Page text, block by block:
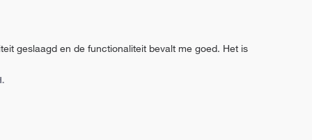
geslaagd en de functionaliteit bevalt me goed. Het is